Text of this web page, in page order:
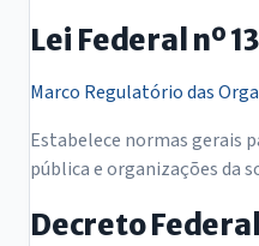
Lei Federal nº
Marco Regulatório das
Estabelece normas gerais
pública e organizações da
Decreto